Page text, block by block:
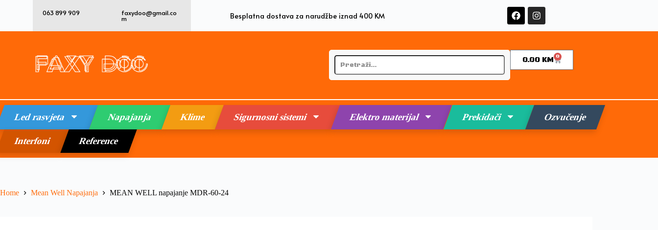
063 899 909 faxydoo@gmail.co
m Besplatna dostava za narudžbe iznad 400 KM
0.00 KM 0
Led rasvjeta Napajanja Klime Sigurnosni sistemi Elektro materijal Prekidači Ozvučenje
Interfoni Reference
Home Mean Well Napajanja MEAN WELL napajanje MDR-60-24